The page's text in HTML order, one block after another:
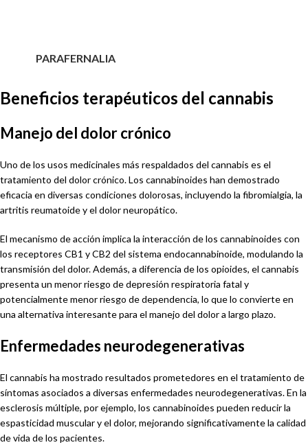
PARAFERNALIA
Beneficios terapéuticos del cannabis
Manejo del dolor crónico
Uno de los usos medicinales más respaldados del cannabis es el
tratamiento del dolor crónico. Los cannabinoides han demostrado
eficacia en diversas condiciones dolorosas, incluyendo la fibromialgia, la
artritis reumatoide y el dolor neuropático.
El mecanismo de acción implica la interacción de los cannabinoides con
los receptores CB1 y CB2 del sistema endocannabinoide, modulando la
transmisión del dolor. Además, a diferencia de los opioides, el cannabis
presenta un menor riesgo de depresión respiratoria fatal y
potencialmente menor riesgo de dependencia, lo que lo convierte en
una alternativa interesante para el manejo del dolor a largo plazo.
Enfermedades neurodegenerativas
El cannabis ha mostrado resultados prometedores en el tratamiento de
síntomas asociados a diversas enfermedades neurodegenerativas. En la
esclerosis múltiple, por ejemplo, los cannabinoides pueden reducir la
espasticidad muscular y el dolor, mejorando significativamente la calidad
de vida de los pacientes.